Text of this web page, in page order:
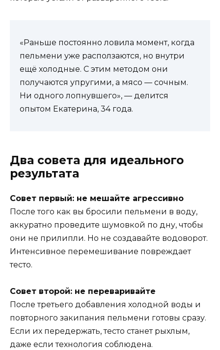
«Раньше постоянно ловила момент, когда
пельмени уже расползаются, но внутри
ещё холодные. С этим методом они
получаются упругими, а мясо — сочным.
Ни одного лопнувшего», — делится
опытом Екатерина, 34 года.
Два совета для идеального
результата
Совет первый: не мешайте агрессивно
После того как вы бросили пельмени в воду,
аккуратно проведите шумовкой по дну, чтобы
они не прилипли. Но не создавайте водоворот.
Интенсивное перемешивание повреждает
тесто.
Совет второй: не переваривайте
После третьего добавления холодной воды и
повторного закипания пельмени готовы сразу.
Если их передержать, тесто станет рыхлым,
даже если технология соблюдена.